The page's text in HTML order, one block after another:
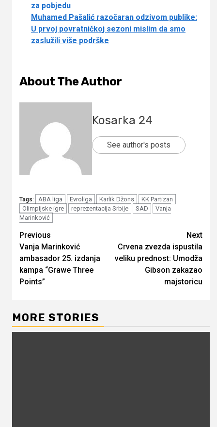
za pobjedu
Muhamed Pašalić razočaran odzivom publike:
U prvoj povratničkoj sezoni mislim da smo
zaslužili više podrške
About The Author
Kosarka 24
See author's posts
Tags: ABA liga Evroliga Karlik Džons
KK Partizan
Olimpijske igre
reprezentacija Srbije SAD
Vanja
Marinković
Continue
Reading
Previous
Vanja Marinković
ambasador 25. izdanja
kampa “Grawe Three
Points”
Next
Crvena zvezda ispustila
veliku prednost: Umodža
Gibson zakazao
majstoricu
MORE STORIES